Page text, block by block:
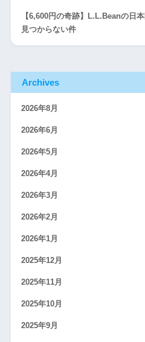
【6,600円の奇跡】L.L.Beanの日
見つからない件
Archives
2026年8月
2026年6月
2026年5月
2026年4月
2026年3月
2026年2月
2026年1月
2025年12月
2025年11月
2025年10月
2025年9月